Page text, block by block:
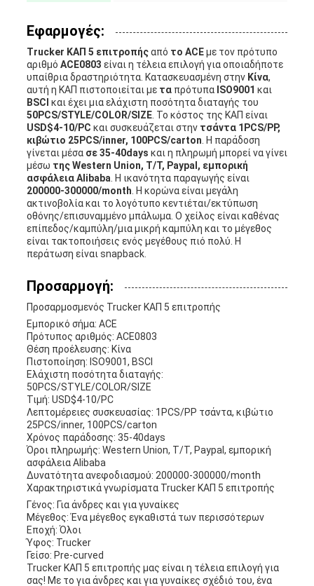
Εφαρμογές:
Trucker ΚΑΠ 5 επιτροπήςαπό το ACEμε τον πρότυπο
αριθμό ACE0803 είναι η τέλεια επιλογή για οποιαδήποτε
υπαίθρια δραστηριότητα. Κατασκευασμένη στην Κίνα,
αυτή η ΚΑΠ πιστοποιείται με ταπρότυπα ISO9001 και
BSCI και έχει μια ελάχιστη ποσότητα διαταγής του
50PCS/STYLE/COLOR/SIZE. Το κόστος της ΚΑΠ είναι
USD$4-10/PC και συσκευάζεται στην τσάντα 1PCS/PP,
κιβώτιο 25PCS/inner, 100PCS/carton. Η παράδοση
γίνεται μέσα σε 35-40days και η πληρωμή μπορεί να γίνει
μέσω της Western Union, T/T, Paypal, εμπορική
ασφάλεια Alibaba. Η ικανότητα παραγωγής είναι
200000-300000/month. Η κορώνα είναι μεγάλη
ακτινοβολία και το λογότυπο κεντιέται/εκτύπωση
οθόνης/επισυναμμένο μπάλωμα. Ο χείλος είναι καθένας
επίπεδος/καμπύλη/μια μικρή καμπύλη και το μέγεθος
είναι τακτοποιήσεις ενός μεγέθους πιό πολύ. Η
περάτωση είναι snapback.
Προσαρμογή:
Προσαρμοσμενός Trucker ΚΑΠ 5 επιτροπής
Εμπορικό σήμα: ACE
Πρότυπος αριθμός: ACE0803
Θέση προέλευσης: Κίνα
Πιστοποίηση: ISO9001, BSCI
Ελάχιστη ποσότητα διαταγής:
50PCS/STYLE/COLOR/SIZE
Τιμή: USD$4-10/PC
Λεπτομέρειες συσκευασίας: 1PCS/PP τσάντα, κιβώτιο
25PCS/inner, 100PCS/carton
Χρόνος παράδοσης: 35-40days
Όροι πληρωμής: Western Union, T/T, Paypal, εμπορική
ασφάλεια Alibaba
Δυνατότητα ανεφοδιασμού: 200000-300000/month
Χαρακτηριστικά γνωρίσματα Trucker ΚΑΠ 5 επιτροπής
Γένος: Για άνδρες και για γυναίκες
Μέγεθος: Ένα μέγεθος εγκαθιστά των περισσότερων
Εποχή: Όλοι
Ύφος: Trucker
Γείσο: Pre-curved
Trucker ΚΑΠ 5 επιτροπής μας είναι η τέλεια επιλογή για
σας! Με το για άνδρες και για γυναίκες σχέδιό του, ένα